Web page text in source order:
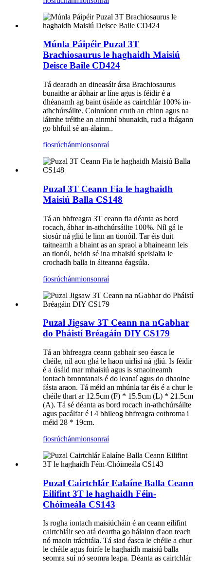
Múnla Páipéir Puzal 3T
Brachiosaurus le haghaidh Maisiú
Deisce Baile CD424
Tá dearadh an dineasáir ársa Brachiosaurus
bunaithe ar ábhair ar líne agus is féidir é a
dhéanamh ag baint úsáide as cairtchlár 100% in-
athchúrsáilte. Coinníonn cruth an chinn agus na
láimhe tréithe an ainmhí bhunaidh, rud a fhágann
go bhfuil sé an-álainn..
fiosrúchánmionsonraí
Puzal 3T Ceann Fia le haghaidh
Maisiú Balla CS148
Tá an bhfreagra 3T ceann fia déanta as bord
rocach, ábhar in-athchúrsáilte 100%. Níl gá le
siosúr ná gliú le linn an tionóil. Tar éis duit
taitneamh a bhaint as an spraoi a bhaineann leis
an tionól, beidh sé ina mhaisiú speisialta le
crochadh balla in áiteanna éagsúla.
fiosrúchánmionsonraí
Puzal Jigsaw 3T Ceann na nGabhar
do Pháistí Bréagáin DIY CS179
Tá an bhfreagra ceann gabhair seo éasca le
chéile, níl aon ghá le haon uirlisí ná gliú. Is féidir
é a úsáid mar mhaisiú agus is smaoineamh
iontach bronntanais é do leanaí agus do dhaoine
fásta araon. Tá méid an mhúnla tar éis é a chur le
chéile thart ar 12.5cm (F) * 15.5cm (L) * 21.5cm
(A). Tá sé déanta as bord rocach in-athchúrsáilte
agus pacálfar é i 4 bhileog bhfreagra cothroma i
méid 28 * 19cm.
fiosrúchánmionsonraí
Puzal Cairtchlár Ealaíne Balla Ceann
Eilifint 3T le haghaidh Féin-
Chóimeála CS143
Is rogha iontach maisiúcháin é an ceann eilifint
cairtchláir seo atá deartha go hálainn d'aon teach
nó maoin tráchtála. Tá siad éasca le chéile a chur
le chéile agus foirfe le haghaidh maisiú balla
seomra suí nó seomra leapa. Déanta as cairtchlár